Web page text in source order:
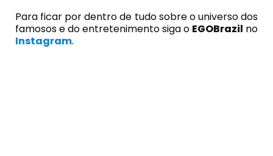
Para ficar por dentro de tudo sobre o universo dos
famosos e do entretenimento siga o EGOBrazil no
Instagram.